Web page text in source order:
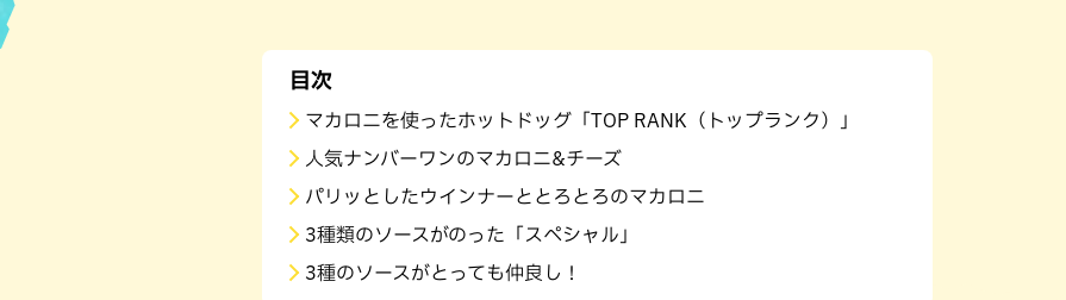
目次
マカロニを使ったホットドッグ「TOP RANK（トップランク）」
人気ナンバーワンのマカロニ&チーズ
パリッとしたウインナーととろとろのマカロニ
3種類のソースがのった「スペシャル」
3種のソースがとっても仲良し！